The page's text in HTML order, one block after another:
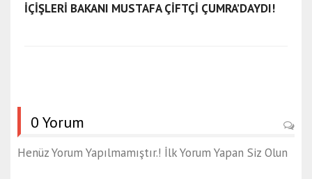
İÇİŞLERİ BAKANI MUSTAFA ÇİFTÇİ ÇUMRA’DAYDI!
0 Yorum
Henüz Yorum Yapılmamıştır.! İlk Yorum Yapan Siz Olun